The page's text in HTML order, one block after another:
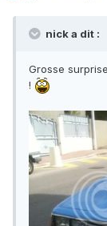
nick a dit :
Grosse
!